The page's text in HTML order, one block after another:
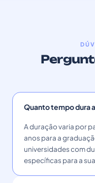
Quanto tempo dura
A duração varia por
anos para a
universidades com
específicas para a